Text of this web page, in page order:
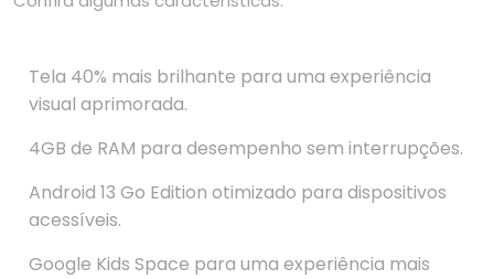
Tela 40% mais brilhante para uma experiência
visual aprimorada.
4GB de RAM para desempenho sem interrupções.
Android 13 Go Edition otimizado para dispositivos
acessíveis.
Google Kids Space para uma experiência mais